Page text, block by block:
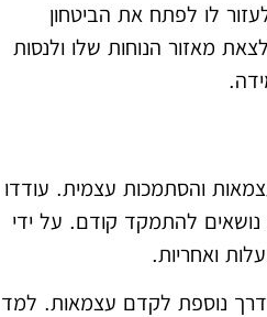
לו לפתח את הביטחון
מאזור הנוחות שלו ולנסות
והסתמכות עצמית. עודדו
נושאים להתמקד קודם. על ידי
ואחריות.
דרך נוספת לקדם עצמאות. למד